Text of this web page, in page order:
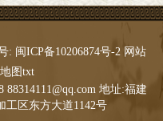
: 闽ICP备10206874号-2 网站
图txt
88314111@qq.com 地址:福建
工区东方大道1142号